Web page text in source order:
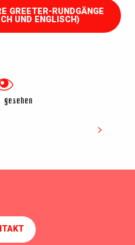
GREETER-RUNDGÄNGE
UND ENGLISCH)
gesehen